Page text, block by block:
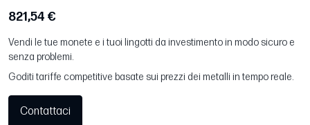
821,54 €
Vendi le tue monete e i tuoi lingotti da investimento in modo sicuro e
senza problemi.
Goditi tariffe competitive basate sui prezzi dei metalli in tempo reale.
Contattaci